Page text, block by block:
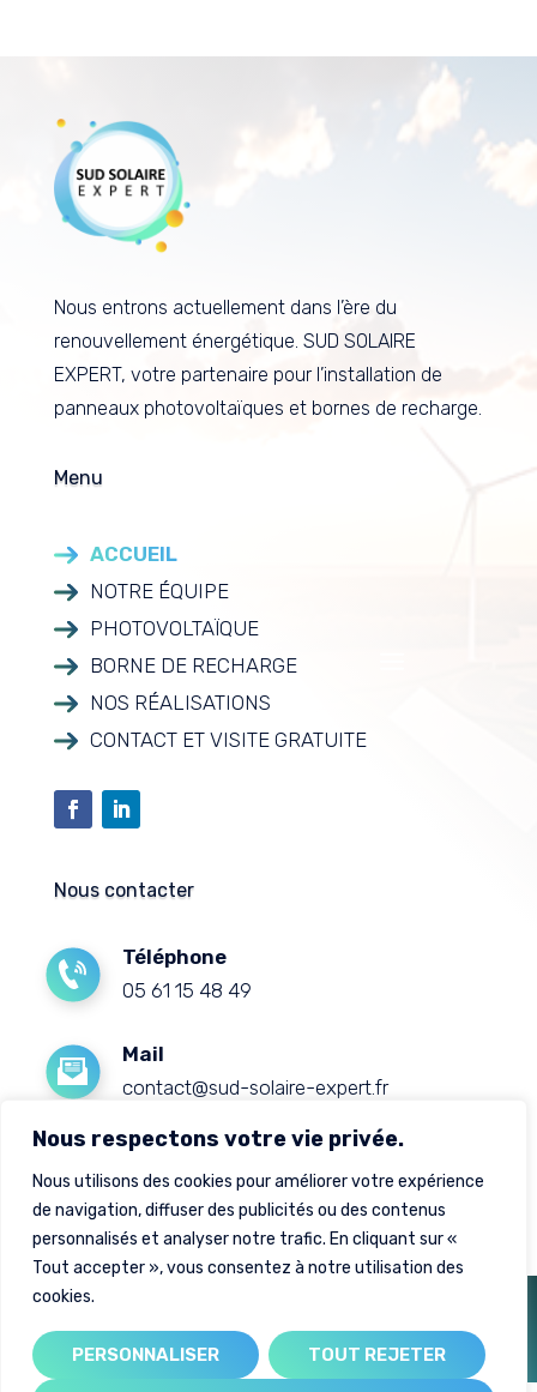
Nous respectons votre vie privée.
Nous utilisons des cookies pour améliorer votre expérience
de navigation, diffuser des publicités ou des contenus
personnalisés et analyser notre trafic. En cliquant sur «
Tout accepter », vous consentez à notre utilisation des
cookies.
PERSONNALISER TOUT REJETER
Nous entrons actuellement dans l’ère du
renouvellement énergétique. SUD SOLAIRE
EXPERT, votre partenaire pour l’installation de
panneaux photovoltaïques et bornes de recharge.
Menu
ACCUEIL
NOTRE ÉQUIPE
PHOTOVOLTAÏQUE
BORNE DE RECHARGE
NOS RÉALISATIONS
CONTACT ET VISITE GRATUITE
Nous contacter
Téléphone
05 61 15 48 49
Mail
contact@sud-solaire-expert.fr
Adresse
88 avenue de bouconne, 31530 Lévignac
à Toulouse |Mentions légales|Plan du site